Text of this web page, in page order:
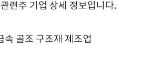
련주 기업 상세 정보입니다.
속 골조 구조재 제조업